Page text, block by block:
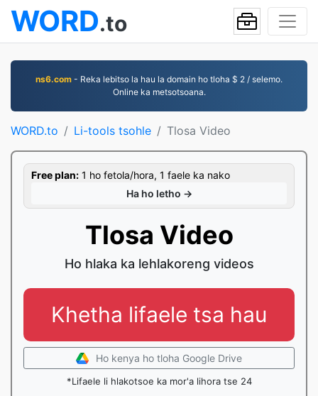
WORD.to
ns6.com - Reka lebitso la hau la domain ho tloha $ 2 / selemo.
Online ka metsotsoana.
WORD.to Li-tools tsohle Tlosa Video
Free plan: 1 ho fetola/hora, 1 faele ka nako
Ha ho letho →
Tlosa Video
Ho hlaka ka lehlakoreng videos
Khetha lifaele tsa hau
Ho kenya ho tloha Google Drive
*Lifaele li hlakotsoe ka mor'a lihora tse 24